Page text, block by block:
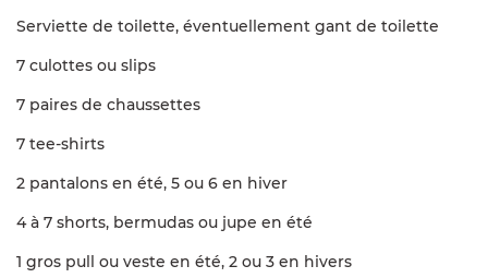
glaise du jardin, la vannerie de rotin mais aussi d’osier
récolté sur place…
Ce thème est annoncé dans le programme. Un temps
d'activité au moins y est consacré chaque jour et permet
ainsi d’approfondir le sujet.
3) Apprendre à écouter et respecter soi-même et les
autres, pour pouvoir écouter et respecter la nature.
Respect du rythme de vie de chacun : les séjours
sont programmés par tranche d’âge pour mieux
Serviette de toilette, éventuellement gant de toilette
7 culottes ou slips
7 paires de chaussettes
7 tee-shirts
2 pantalons en été, 5 ou 6 en hiver
4 à 7 shorts, bermudas ou jupe en été
1 gros pull ou veste en été, 2 ou 3 en hivers